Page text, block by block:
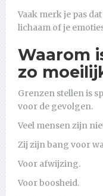
Vaak merk je pas
lichaam of je
Waarom
zo
Grenzen stellen is
voor de gevolgen.
Veel mensen zijn
Zij zijn bang voor
Voor afwijzing.
Voor boosheid.